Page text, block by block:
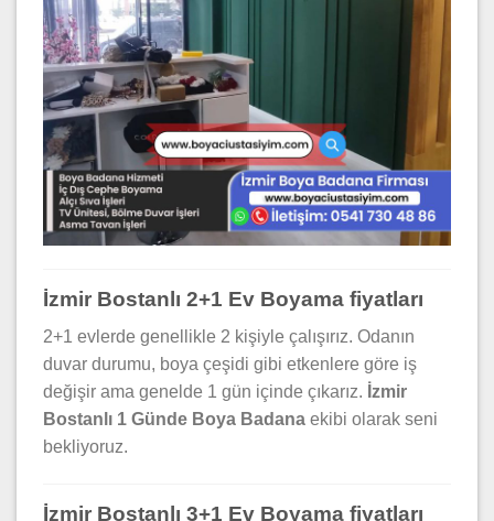
İzmir Bostanlı 2+1 Ev Boyama fiyatları
2+1 evlerde genellikle 2 kişiyle çalışırız. Odanın
duvar durumu, boya çeşidi gibi etkenlere göre iş
değişir ama genelde 1 gün içinde çıkarız. İzmir
Bostanlı 1 Günde Boya Badana ekibi olarak seni
bekliyoruz.
İzmir Bostanlı 3+1 Ev Boyama fiyatları